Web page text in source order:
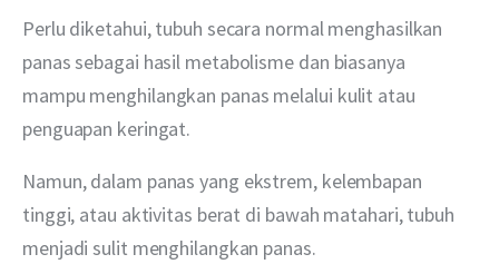
Perlu diketahui, tubuh secara normal menghasilkan
panas sebagai hasil metabolisme dan biasanya
mampu menghilangkan panas melalui kulit atau
penguapan keringat.
Namun, dalam panas yang ekstrem, kelembapan
tinggi, atau aktivitas berat di bawah matahari, tubuh
menjadi sulit menghilangkan panas.